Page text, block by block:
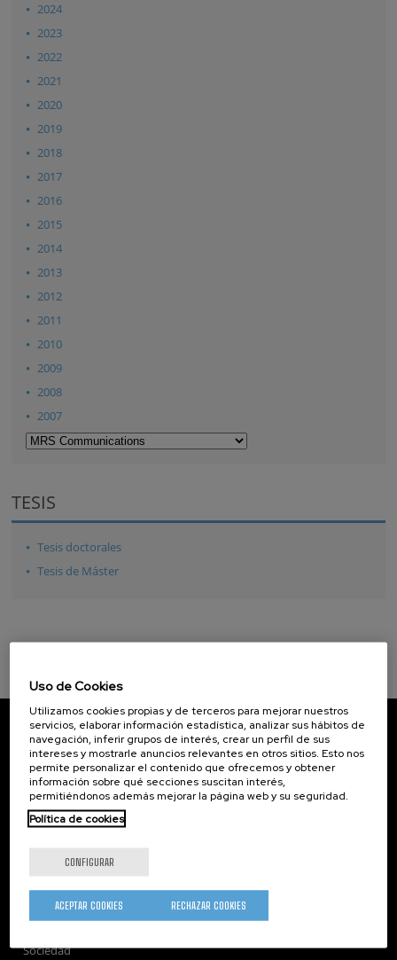
2024
2023
2022
2021
2020
2019
2018
2017
2016
2015
2014
2013
2012
2011
2010
2009
2008
2007
TESIS
Tesis doctorales
Tesis de Máster
CIC nanoGUNE
Tolosa Hiribidea, 76
E-20018 Donostia / San Sebastian
+34 9... Ver teléfono·nano@nanogune.eu
Subscribe to our Newsletter
nanoGUNE
Transferencia
Sociedad
Uso de Cookies
Utilizamos cookies propias y de terceros para mejorar nuestros
servicios, elaborar información estadística, analizar sus hábitos de
navegación, inferir grupos de interés, crear un perfil de sus
intereses y mostrarle anuncios relevantes en otros sitios. Esto nos
permite personalizar el contenido que ofrecemos y obtener
información sobre qué secciones suscitan interés,
permitiéndonos además mejorar la página web y su seguridad.
Política de cookies
CONFIGURAR
RECHAZAR COOKIES
ACEPTAR COOKIES